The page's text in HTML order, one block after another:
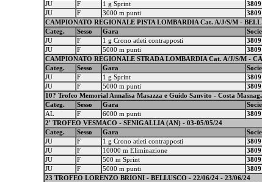
JU
F 1 g Sprint 3809
JU
F 3000 m punti 3809
CAMPIONATO REGIONALE PISTA LOMBARDIA Cat. A/J/S/M -
Categ.
Sesso Gara
JU
F 1 g Crono atleti contrapposti 3809
JU
F 5000 m punti 3809
CAMPIONATO REGIONALE STRADA LOMBARDIA Cat. A/J/S/M -
Categ.
Sesso Gara
JU
F 1 g Sprint 3809
JU
F 5000 m punti 3809
10? Trofeo Memorial Annalisa Masazza e Guido Sanvito - Costa
Categ.
Sesso Gara
AL
F 6000 m punti 3809
2' TROFEO VESMACO - SENIGALLIA (AN) - 03-05/05/24
Categ.
Sesso Gara
JU
F 1 g Crono atleti contrapposti 3809
JU
F 10000 m Eliminazione 3809
JU
F 500 m Sprint 3809
JU
F 5000 m punti 3809
23 TROFEO LORENZO BRIONI - BELLUSCO - 22/06/24 - 23/06/24